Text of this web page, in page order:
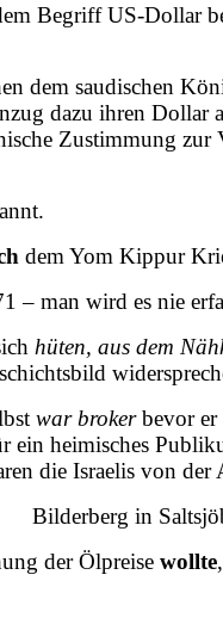
Begriff US-Dollar
dem saudischen
dazu ihren
Zustimmung
dem Yom Kippur
– man wird es nie
hüten, aus dem
war brokerbevor er
ein heimisches
die Israelis von
Bilderberg in
der Ölpreise wollte